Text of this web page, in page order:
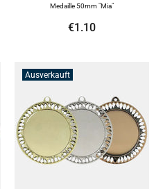
Medaille 50mm "Mia"
€1.10
Ausverkauft